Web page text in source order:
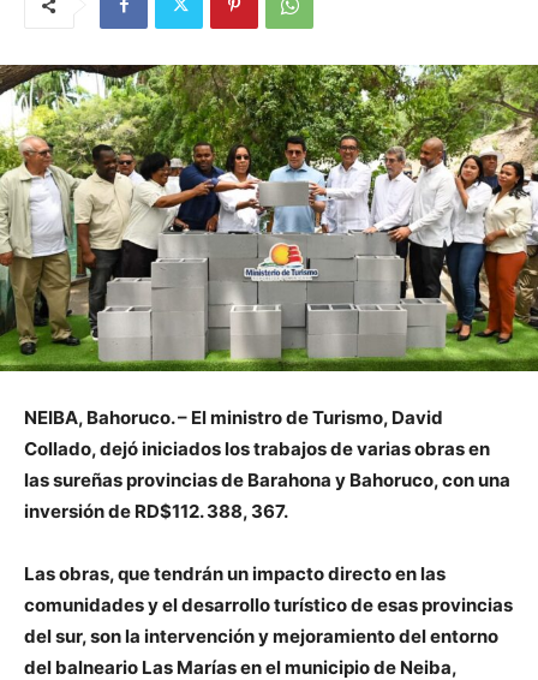
NEIBA, Bahoruco. – El ministro de Turismo, David
Collado, dejó iniciados los trabajos de varias obras en
las sureñas provincias de Barahona y Bahoruco, con una
inversión de RD$112. 388, 367.
Las obras, que tendrán un impacto directo en las
comunidades y el desarrollo turístico de esas provincias
del sur, son la intervención y mejoramiento del entorno
del balneario Las Marías en el municipio de Neiba,